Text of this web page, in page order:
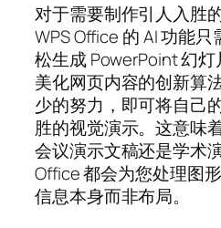
对于需要制作引人入胜
WPS Office 的 AI 功能
松生成 PowerPoint 幻
美化网页内容的创新算
少的努力，即可将自己
胜的视觉演示。这意味
会议演示文稿还是学术
Office 都会为您处理图
信息本身而非布局。